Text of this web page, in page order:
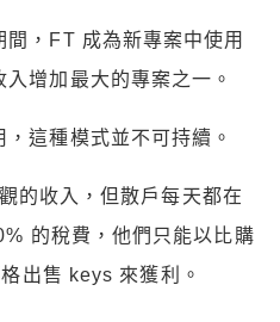
，FT 成為新專案中使用
增加最大的專案之一。
這種模式並不可持續。
的收入，但散戶每天都在
的稅費，他們只能以比購
出售 keys 來獲利。